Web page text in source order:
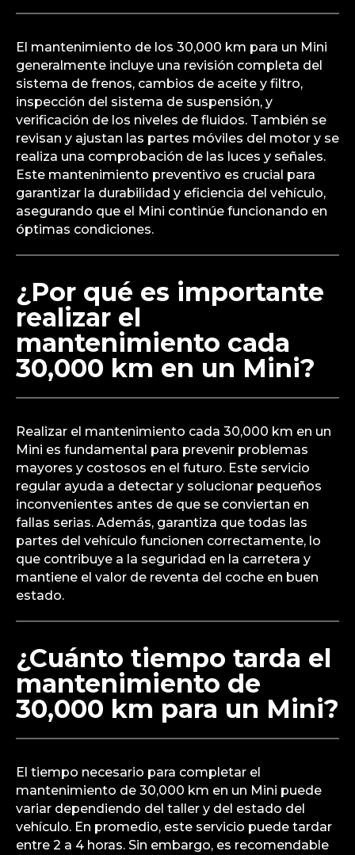
El mantenimiento de los 30,000 km para un Mini
generalmente incluye una revisión completa del
sistema de frenos, cambios de aceite y filtro,
inspección del sistema de suspensión, y
verificación de los niveles de fluidos. También se
revisan y ajustan las partes móviles del motor y se
realiza una comprobación de las luces y señales.
Este mantenimiento preventivo es crucial para
garantizar la durabilidad y eficiencia del vehículo,
asegurando que el Mini continúe funcionando en
óptimas condiciones.
¿Por qué es importante
realizar el
mantenimiento cada
30,000 km en un Mini?
Realizar el mantenimiento cada 30,000 km en un
Mini es fundamental para prevenir problemas
mayores y costosos en el futuro. Este servicio
regular ayuda a detectar y solucionar pequeños
inconvenientes antes de que se conviertan en
fallas serias. Además, garantiza que todas las
partes del vehículo funcionen correctamente, lo
que contribuye a la seguridad en la carretera y
mantiene el valor de reventa del coche en buen
estado.
¿Cuánto tiempo tarda el
mantenimiento de
30,000 km para un Mini?
El tiempo necesario para completar el
mantenimiento de 30,000 km en un Mini puede
variar dependiendo del taller y del estado del
vehículo. En promedio, este servicio puede tardar
entre 2 a 4 horas. Sin embargo, es recomendable